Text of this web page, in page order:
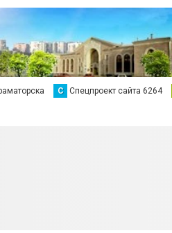
С Спецпроект сайта 6264